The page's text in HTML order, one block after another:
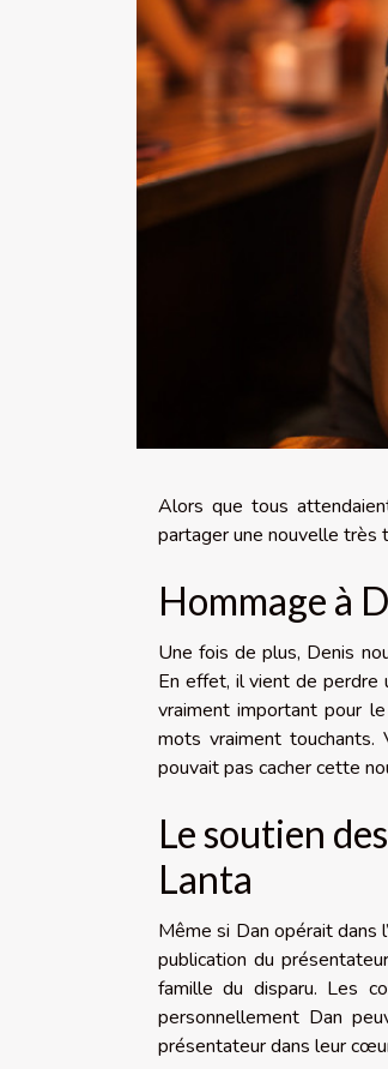
Alors que tous
partager une nouvelle très
Hommage à
Une fois de plus, Denis
En effet, il vient de perdre
vraiment important pour
mots vraiment
pouvait pas cacher cette
Le soutien
Lanta
Même si Dan opérait dans
publication du
famille du disparu. Les
personnellement Dan
présentateur dans leur